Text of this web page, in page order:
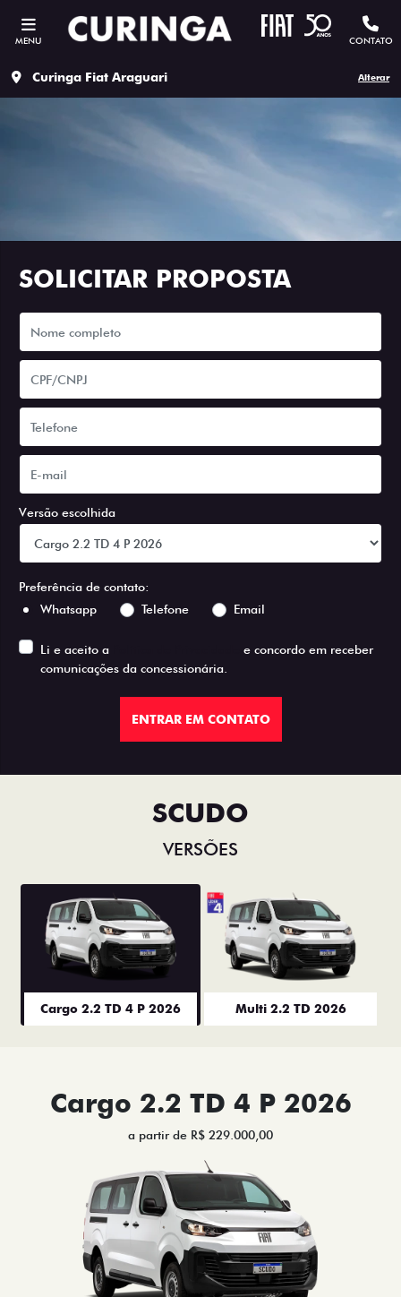
MENU CONTATO
Curinga Fiat Araguari Alterar
SOLICITAR PROPOSTA
Versão escolhida
Preferência de contato:
Whatsapp
Telefone Email
Li e aceito a
e concordo em receber
comunicações da concessionária.
ENTRAR EM CONTATO
SCUDO
VERSÕES
Cargo 2.2 TD 4 P 2026 Multi 2.2 TD 2026
Cargo 2.2 TD 4 P 2026
a partir de R$ 229.000,00